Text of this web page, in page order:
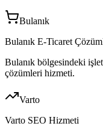
Bulanık
Bulanık E-Ticaret
Bulanık bölgesindeki
çözümleri hizmeti.
Varto
Varto SEO Hizmeti